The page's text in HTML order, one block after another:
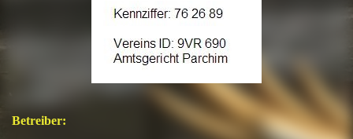
Betreiber: